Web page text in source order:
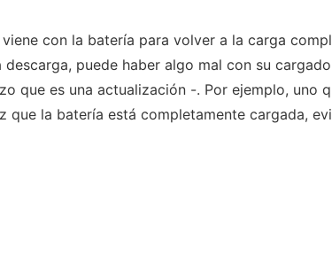
con la batería para volver a la carga
puede haber algo mal con su
que es una actualización -. Por ejemplo, uno
que la batería está completamente cargada,